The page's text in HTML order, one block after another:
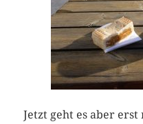
Jetzt geht es aber